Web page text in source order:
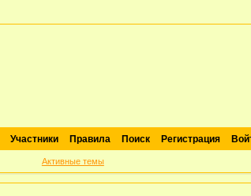
Участники Правила Поиск Регистрация
Активные темы